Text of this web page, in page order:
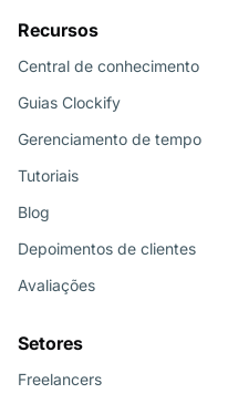
Recursos
Central de conhecimento
Guias Clockify
Gerenciamento de tempo
Tutoriais
Blog
Depoimentos de clientes
Avaliações
Setores
Freelancers